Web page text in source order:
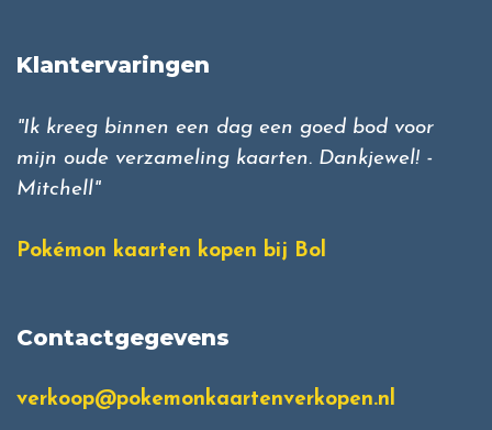
Klantervaringen
"Ik kreeg binnen een dag een goed bod voor
mijn oude verzameling kaarten. Dankjewel! -
Mitchell"
Pokémon kaarten kopen bij Bol
Contactgegevens
verkoop@pokemonkaartenverkopen.nl